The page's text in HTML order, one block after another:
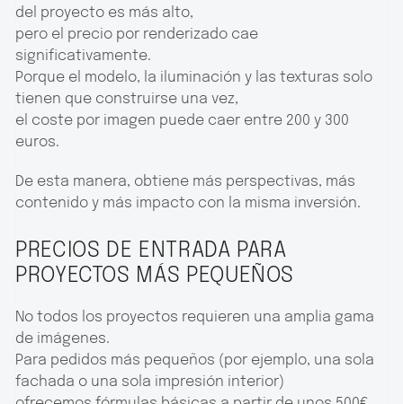
del proyecto es más alto,
pero el precio por renderizado cae
significativamente.
Porque el modelo, la iluminación y las texturas solo
tienen que construirse una vez,
el coste por imagen puede caer entre 200 y 300
euros.
De esta manera, obtiene más perspectivas, más
contenido y más impacto con la misma inversión.
PRECIOS DE ENTRADA PARA
PROYECTOS MÁS PEQUEÑOS
No todos los proyectos requieren una amplia gama
de imágenes.
Para pedidos más pequeños (por ejemplo, una sola
fachada o una sola impresión interior)